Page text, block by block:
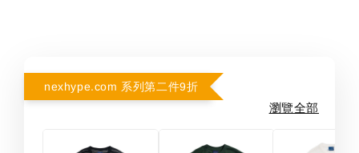
nexhype.com 系列第二件9折
瀏覽全部